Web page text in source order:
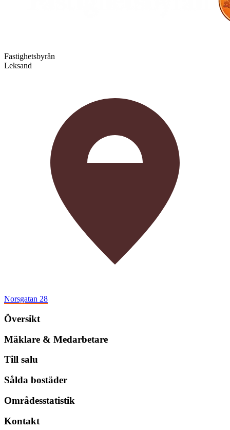
Fastighetsbyrån
Leksand
Norsgatan 28
Översikt
Mäklare & Medarbetare
Till salu
Sålda bostäder
Områdesstatistik
Kontakt